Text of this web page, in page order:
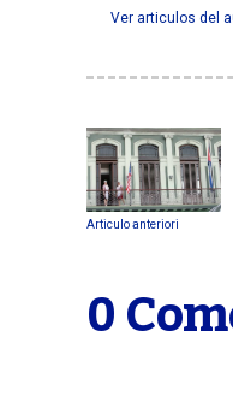
Ver articulos del
Articulo anteriori
0